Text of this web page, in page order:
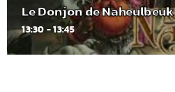
Le Donjon de Naheulbeuk
13:30 - 13:45